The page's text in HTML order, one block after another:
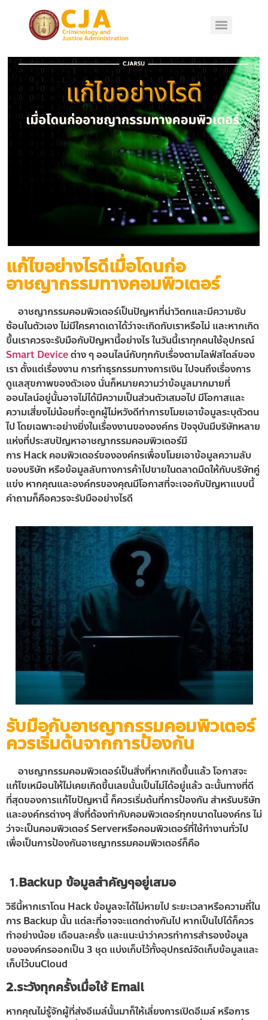
แก้ไขอย่างไรดีเมื่อโดนก่อ
อาชญากรรมทางคอมพิวเตอร์
อาชญากรรมคอมพิวเตอร์เป็นปัญหาที่น่าวิตกและมีความซับ
ซ้อนในตัวเอง ไม่มีใครคาดเดาได้ว่าจะเกิดกับเราหรือไม่ และหากเกิด
ขึ้นเราควรจะรับมือกับปัญหานี้อย่างไร ในวันนี้เราทุกคนใช้อุปกรณ์
Smart Deviceต่าง ๆ ออนไลน์กับทุกกับเรื่องตามไลฟ์สไตล์ของ
เรา ตั้งแต่เรื่องงาน การทำธุรกรรมทางการเงิน ไปจนถึงเรื่องการ
ดูแลสุขภาพของตัวเอง นั่นก็หมายความว่าข้อมูลมากมายที่
ออนไลน์อยู่นั้นอาจไม่ได้มีความเป็นส่วนตัวเสมอไป มีโอกาสและ
ความเสี่ยงไม่น้อยที่จะถูกผู้ไม่หวังดีทำการขโมยเอาข้อมูลระบุตัวตน
ไป โดยเฉพาะอย่างยิ่งในเรื่องงานขององค์กร ปัจจุบันมีบริษัทหลาย
แห่งที่ประสบปัญหาอาชญากรรมคอมพิวเตอร์มี
การ Hack คอมพิวเตอร์ขององค์กรเพื่อขโมยเอาข้อมูลความลับ
ของบริษัท หรือข้อมูลลับทางการค้าไปขายในตลาดมืดให้กับบริษัทคู่
แข่ง หากคุณและองค์กรของคุณมีโอกาสที่จะเจอกับปัญหาแบบนี้
คำถามก็คือควรจะรับมืออย่างไรดี
รับมือกับอาชญากรรมคอมพิวเตอร์
ควรเริ่มต้นจากการป้องกัน
อาชญากรรมคอมพิวเตอร์เป็นสิ่งที่หากเกิดขึ้นแล้ว โอกาสจะ
แก้ไขเหมือนให้ไม่เคยเกิดขึ้นเลยนั้นเป็นไม่ได้อยู่แล้ว ฉะนั้นทางที่ดี
ที่สุดของการแก้ไขปัญหานี้ ก็ควรเริ่มต้นที่การป้องกัน สำหรับบริษัท
และองค์กรต่างๆ สิ่งที่ต้องทำกับคอมพิวเตอร์ทุกขนาดในองค์กร ไม่
ว่าจะเป็นคอมพิวเตอร์ Serverหรือคอมพิวเตอร์ที่ใช้ทำงานทั่วไป
เพื่อเป็นการป้องกันอาชญากรรมคอมพิวเตอร์ก็คือ
1.Backup ข้อมูลสำคัญๆอยู่เสมอ
วิธีนี้หากเราโดน Hack ข้อมูลจะได้ไม่หายไป ระยะเวลาหรือความถี่ใน
การ Backup นั้น แต่ละที่อาจจะแตกต่างกันไป หากเป็นไปได้ก็ควร
ทำอย่างน้อย เดือนละครั้ง และแนะนำว่าควรทำการสำรองข้อมูล
ขององค์กรออกเป็น 3 ชุด แบ่งเก็บไว้ทั้งอุปกรณ์จัดเก็บข้อมูลและ
เก็บไว้บนCloud
2.ระวังทุกครั้งเมื่อใช้ Email
หากคุณไม่รู้จักผู้ที่ส่งอีเมล์นั้นมาก็ให้เลี่ยงการเปิดอีเมล์ หรือการ